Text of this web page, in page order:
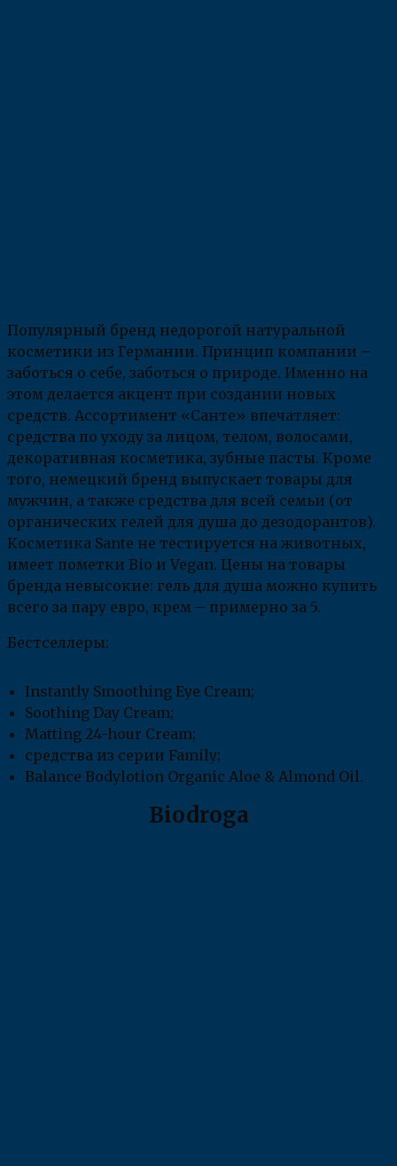
Популярный бренд недорогой натуральной
косметики из Германии. Принцип компании –
заботься о себе, заботься о природе. Именно на
этом делается акцент при создании новых
средств. Ассортимент «Санте» впечатляет:
средства по уходу за лицом, телом, волосами,
декоративная косметика, зубные пасты. Кроме
того, немецкий бренд выпускает товары для
мужчин, а также средства для всей семьи (от
органических гелей для душа до дезодорантов).
Косметика Sante не тестируется на животных,
имеет пометки Bio и Vegan. Цены на товары
бренда невысокие: гель для душа можно купить
всего за пару евро, крем – примерно за 5.
Бестселлеры:
Instantly Smoothing Eye Cream;
Soothing Day Cream;
Matting 24-hour Cream;
средства из серии Family;
Balance Bodylotion Organic Aloe & Almond Oil.
Biodroga